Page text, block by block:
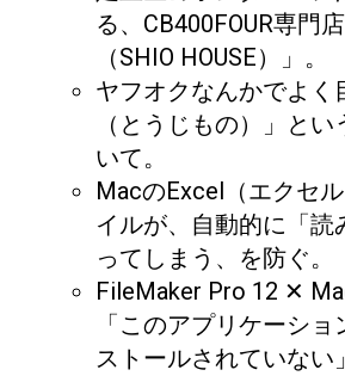
る、CB400FOUR専門
（SHIO HOUSE）」。
ヤフオクなんかでよく
（とうじもの）」と
いて。
MacのExcel（エクセ
イルが、自動的に「読
ってしまう、を防ぐ。
FileMaker Pro 12 ✕
「このアプリケーシ
ストールされていない